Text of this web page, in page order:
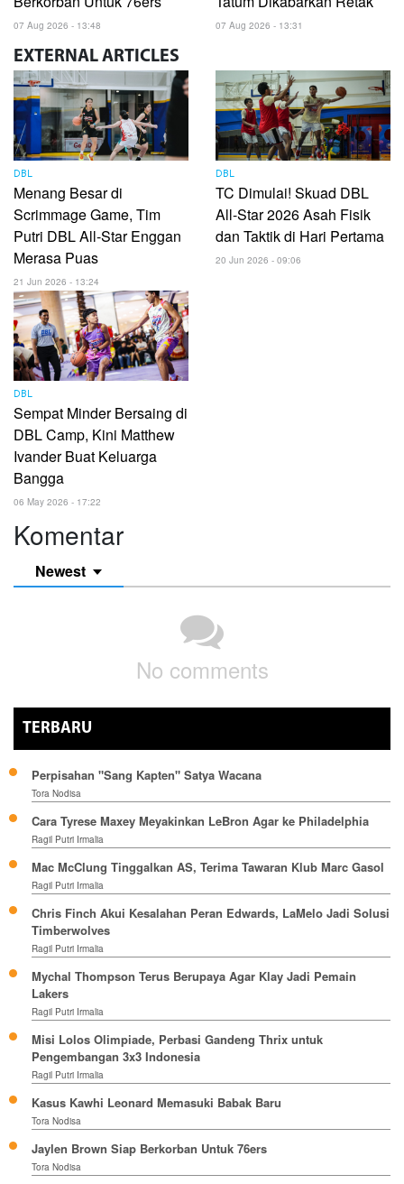
07 Aug 2026 - 13:48 07 Aug 2026 - 13:31
EXTERNAL ARTICLES
DBL
Menang Besar di
Scrimmage Game, Tim
Putri DBL All-Star Enggan
Merasa Puas
21 Jun 2026 - 13:24
DBL
TC Dimulai! Skuad DBL
All-Star 2026 Asah Fisik
dan Taktik di Hari Pertama
20 Jun 2026 - 09:06
DBL
Sempat Minder Bersaing di
DBL Camp, Kini Matthew
Ivander Buat Keluarga
Bangga
06 May 2026 - 17:22
Komentar
Newest
No comments
TERBARU
Perpisahan "Sang Kapten" Satya Wacana
Tora Nodisa
Cara Tyrese Maxey Meyakinkan LeBron Agar ke Philadelphia
Ragil Putri Irmalia
Mac McClung Tinggalkan AS, Terima Tawaran Klub Marc Gasol
Ragil Putri Irmalia
Chris Finch Akui Kesalahan Peran Edwards, LaMelo Jadi Solusi
Timberwolves
Ragil Putri Irmalia
Mychal Thompson Terus Berupaya Agar Klay Jadi Pemain
Lakers
Ragil Putri Irmalia
Misi Lolos Olimpiade, Perbasi Gandeng Thrix untuk
Pengembangan 3x3 Indonesia
Ragil Putri Irmalia
Kasus Kawhi Leonard Memasuki Babak Baru
Tora Nodisa
Jaylen Brown Siap Berkorban Untuk 76ers
Tora Nodisa